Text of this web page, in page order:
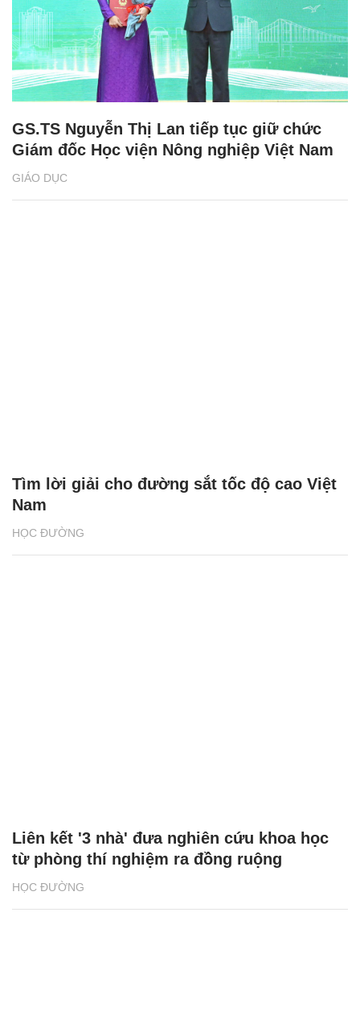
GIÁO DỤC
GS.TS Nguyễn Thị Lan tiếp tục giữ chức
Giám đốc Học viện Nông nghiệp Việt Nam
HỌC ĐƯỜNG
Tìm lời giải cho đường sắt tốc độ cao Việt
Nam
HỌC ĐƯỜNG
Liên kết '3 nhà' đưa nghiên cứu khoa học
từ phòng thí nghiệm ra đồng ruộng